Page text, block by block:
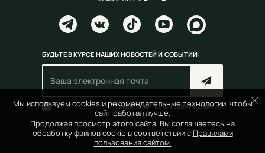
Мы используем cookies и рекомендательные технологии, чтобы
сайт работал лучше.
Продолжая просмотр этого сайта, Вы соглашаетесь на
обработку файлов cookie в соответствии с Правилами
пользования сайтом.
БУДЬТЕ В КУРСЕ НАШИХ НОВОСТЕЙ И СОБЫТИЙ:
Согласен(на) справилами пользования сайтом